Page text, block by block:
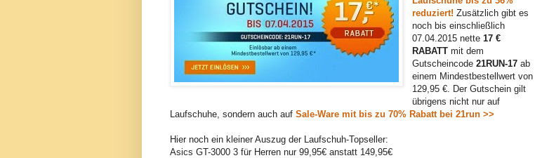
reduziert! Zusätzlich gibt es
noch bis einschließlich
07.04.2015 nette 17 €
RABATT mit dem
Gutscheincode21RUN-17 ab
einem Mindestbestellwert von
129,95 €. Der Gutschein gilt
übrigens nicht nur auf
Laufschuhe, sondern auch auf Sale-Ware mit bis zu 70% Rabatt bei 21run >>
Hier noch ein kleiner Auszug der Laufschuh-Topseller:
Asics GT-3000 3 für Herren nur 99,95€ anstatt 149,95€